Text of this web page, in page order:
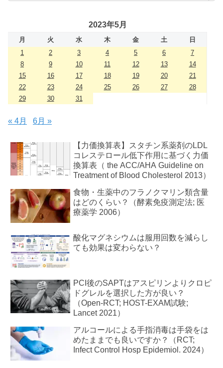
2023年5月
月 火 水 木 金 土
日
1
2 3 4 5 6
7
8
9 10 11 12 13
14
15
16 17 18 19 20
21
22
23 24 25 26 27
28
29
30 31
« 4月 6月 »
【力価換算表】スタチン系薬剤のLDL
コレステロール低下作用に基づく力価
換算表（ the ACC/AHA Guideline on
Treatment of Blood Cholesterol 2013）
食物・生薬中のフラノクマリン類含量
はどのくらい？（酵素免疫測定法; 医
療薬学 2006）
酸化マグネシウムは服用回数を減らし
ても効果は変わらない？
PCI後のSAPTはアスピリンよりクロピ
ドグレルを選択した方が良い？
（Open-RCT; HOST-EXAM試験;
Lancet 2021）
アルコールによる手指消毒は手袋をは
めたままでも良いですか？（RCT;
Infect Control Hosp Epidemiol. 2024）